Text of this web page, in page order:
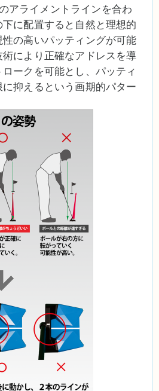
アライメントラインを合わ
に配置すると自然と理想的
の高いパッティングが可能
により正確なアドレスを導
ークを可能とし、パッティ
抑えるという画期的パター